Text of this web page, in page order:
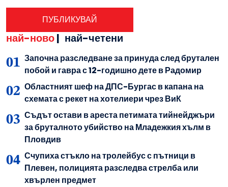
най-ново| най-четени
Започна разследване за принуда след брутален
побой и гавра с 12-годишно дете в Радомир
Областният шеф на ДПС-Бургас в капана на
схемата с рекет на хотелиери чрез ВиК
Съдът остави в ареста петимата тийнейджъри
за бруталното убийство на Младежкия хълм в
Пловдив
Счупиха стъкло на тролейбус с пътници в
Плевен, полицията разследва стрелба или
хвърлен предмет